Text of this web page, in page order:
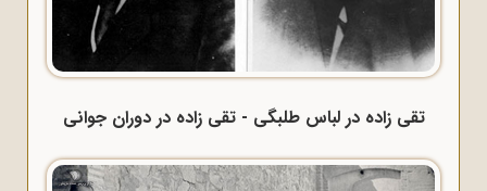
تقی زاده در لباس طلبگی - تقی زاده در دوران جوانی